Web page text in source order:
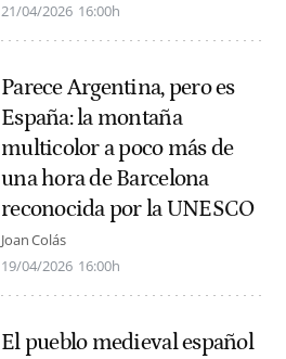
21/04/2026 16:00h
Parece Argentina, pero es
España: la montaña
multicolor a poco más de
una hora de Barcelona
reconocida por la UNESCO
Joan Colás
19/04/2026 16:00h
El pueblo medieval español